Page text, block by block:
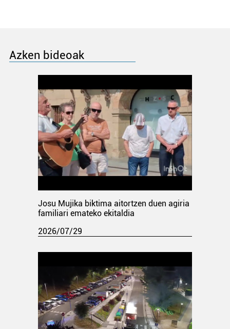
Azken bideoak
Josu Mujika biktima aitortzen duen agiria
familiari emateko ekitaldia
2026/07/29